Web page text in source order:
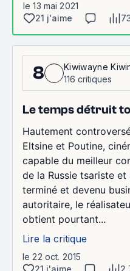
le 13 mai 2021
21 j'aime
8
Kiwiwayne
116 critiques
Le temps détruit
Hautement
Eltsine et Poutine,
capable du meilleur
de la Russie tsariste et
terminé et devenu
autoritaire, le
obtient pourtant...
Lire la critique
le 22 oct. 2015
21 j'aime